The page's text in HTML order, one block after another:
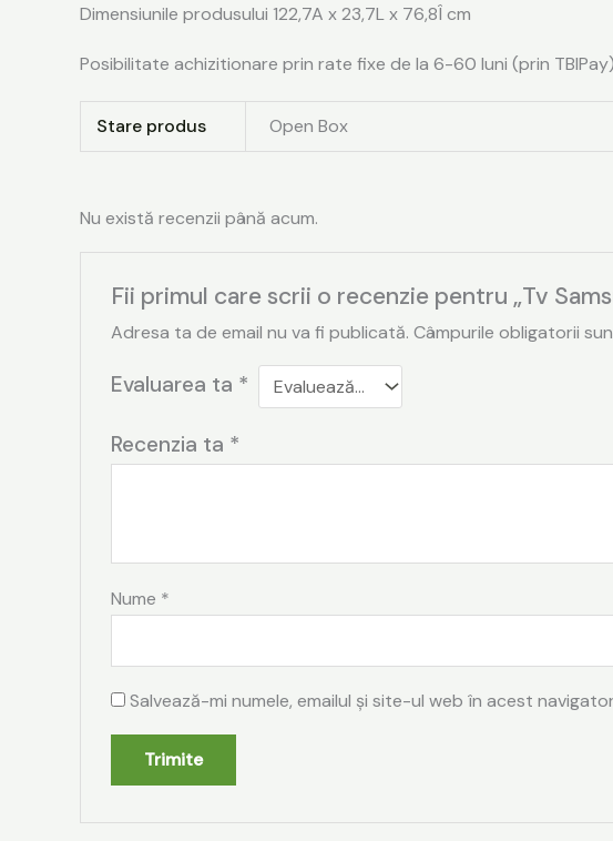
Dimensiunile produsului 122,7A x 23,7L x 76,8Î cm
Posibilitate achizitionare prin rate fixe de la 6-60 luni (prin
Stare produs Open Box
Nu există recenzii până acum.
Fii primul care scrii o recenzie pentru „Tv
Adresa ta de email nu va fi publicată. Câmpurile obligatorii
Evaluarea ta *
Recenzia ta *
Nume *
Salvează-mi numele, emailul și site-ul web în acest